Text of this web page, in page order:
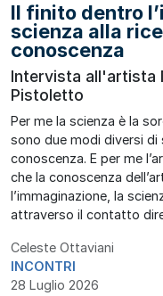
Il finito dentro
scienza alla
conoscenza
Intervista all'artista
Pistoletto
Per me la scienza è la
sono due modi diversi di
conoscenza. E per me
che la conoscenza
l’immaginazione, la
attraverso il contatto
Celeste Ottaviani
INCONTRI
28 Luglio 2026